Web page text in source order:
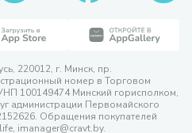
220012, г. Минск, пр.
номер в Торговом
100149474 Минский горисполком,
администрации Первомайского
Обращения покупателей
imanager@cravt.by.